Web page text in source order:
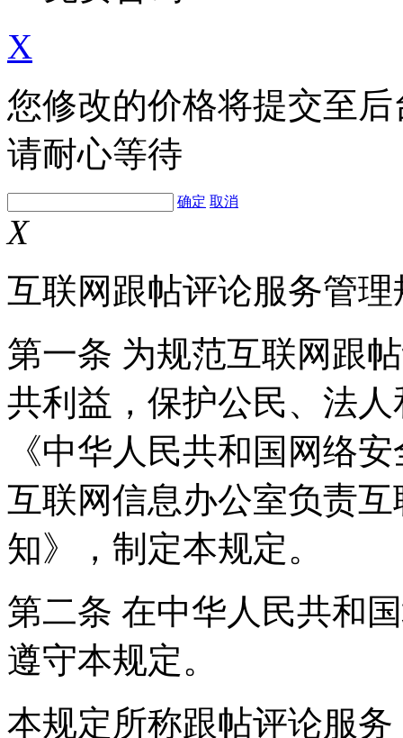
X
您修改的价格将提交至
请耐心等待
确定 取消
X
互联网跟帖评论服务管理
第一条 为规范互联网跟
共利益，保护公民、法
《中华人民共和国网络
互联网信息办公室负责
知》，制定本规定。
第二条 在中华人民共和
遵守本规定。
本规定所称跟帖评论服